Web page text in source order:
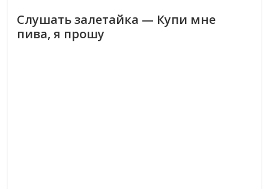
Слушать залетайка — Купи мне
пива, я прошу